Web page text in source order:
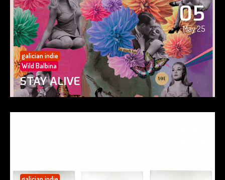
05
May 25
galician indie
Wild Balbina
STAY ALIVE